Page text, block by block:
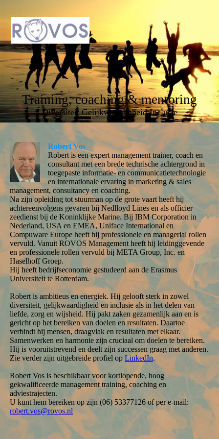
Training, coaching & mentoring
Diversiteit Gelijkwaardigheid Inclusie
Robert Vos
Robert is een expert management trainer, coach en
consultant met een brede technische achtergrond in
toegepaste informatie- en communicatietechnologie
en internationale ervaring in marketing & sales
management, consultancy en coaching.
Na zijn opleiding tot stuurman op de grote vaart heeft hij
achtereenvolgens gevaren bij Nedlloyd Lines en als officier
zeedienst bij de Koninklijke Marine. Bij IBM Corporation in
Nederland, USA en EMEA, Uniface International en
Compuware Europe heeft hij professionele en managerial rollen
vervuld. Vanuit ROVOS Management heeft hij leidinggevende
en professionele rollen vervuld bij META Group, Inc. en
Haselhoff Groep.
Hij heeft bedrijfseconomie gestudeerd aan de Erasmus
Universiteit te Rotterdam.
Robert is ambitieus en energiek. Hij gelooft sterk in zowel
diversiteit, gelijkwaardigheid en inclusie als in het delen van
liefde, zorg en wijsheid. Hij pakt zaken gezamenlijk aan en is
gericht op het bereiken van doelen en resultaten. Daartoe
verbindt hij mensen, draagvlak en resultaten met elkaar.
Samenwerken en harmonie zijn cruciaal om doelen te bereiken.
Hij is vooruitstrevend en deelt zijn successen graag met anderen.
Zie verder zijn uitgebreide profiel op LinkedIn.
Robert Vos is beschikbaar voor kortlopende, hoog
gekwalificeerde management training, coaching en
adviestrajecten.
U kunt hem bereiken op zijn (06) 53377126 of per e-mail:
robert.vos@rovos.nl